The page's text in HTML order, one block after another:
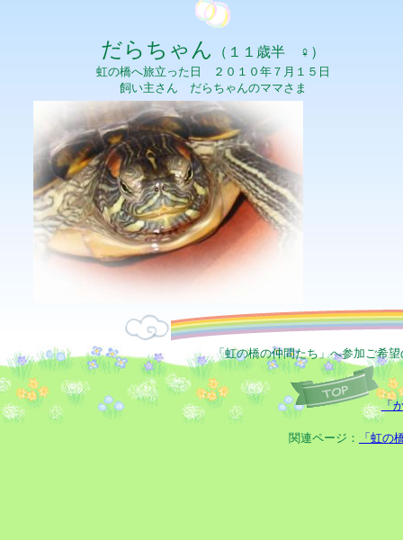
だらちゃん （１１歳半 ♀）
虹の橋へ旅立った日 ２０１０年７月１５日
飼い主さん だらちゃんのママさま
「虹の橋の仲間たち」へ参加ご希
「
関連ページ： 「虹の